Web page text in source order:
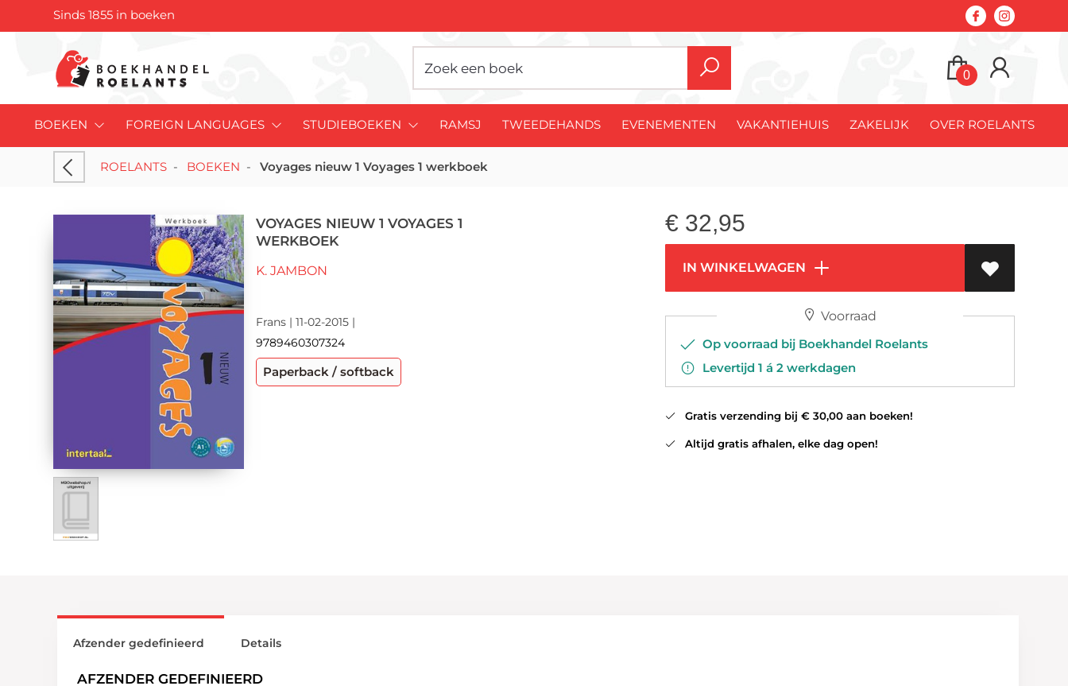
Sinds 1855 in boeken
0
BOEKEN FOREIGN LANGUAGES STUDIEBOEKEN RAMSJ TWEEDEHANDS EVENEMENTEN VAKANTIEHUIS ZAKELIJK OVER ROELANTS
ROELANTS - BOEKEN - Voyages nieuw 1 Voyages 1 werkboek
VOYAGES NIEUW 1 VOYAGES 1
WERKBOEK
K. JAMBON
Frans | 11-02-2015 |
9789460307324
Paperback / softback
€ 32,95
IN WINKELWAGEN
Voorraad
Op voorraad bij Boekhandel Roelants
Levertijd 1 á 2 werkdagen
Gratis verzending bij € 30,00 aan boeken!
Altijd gratis afhalen, elke dag open!
Afzender gedefinieerd
AFZENDER GEDEFINIEERD
Details